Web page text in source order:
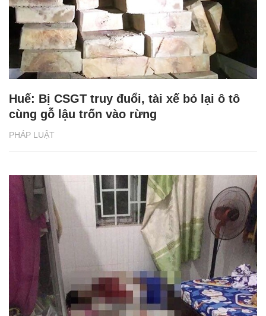
PHÁP LUẬT
Huế: Bị CSGT truy đuổi, tài xế bỏ lại ô tô
cùng gỗ lậu trốn vào rừng